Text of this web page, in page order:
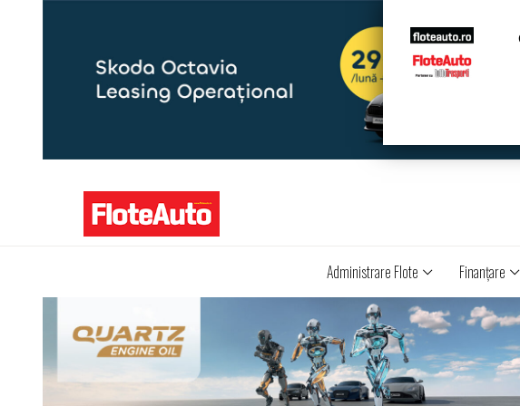
Administrare Flote Finanţare